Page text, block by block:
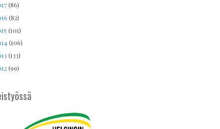
(86)
(82)
(101)
(106)
(133)
(99)